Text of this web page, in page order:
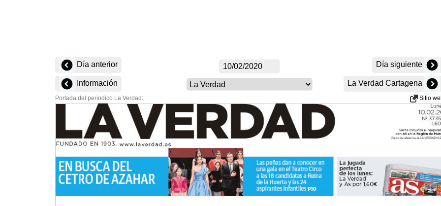
Día anterior Día siguiente
Información La Verdad Cartagena
Portada del periodico La Verdad: Sitio